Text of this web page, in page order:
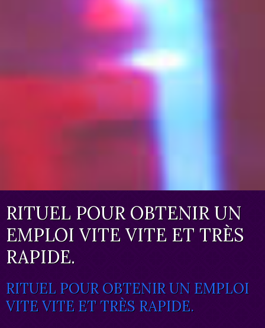
RITUEL POUR OBTENIR UN
EMPLOI VITE VITE ET TRÈS
RAPIDE.
RITUEL POUR OBTENIR UN EMPLOI
VITE VITE ET TRÈS RAPIDE.